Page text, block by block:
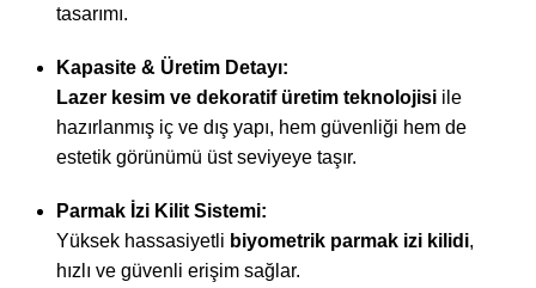
tasarımı.
Kapasite & Üretim Detayı:
Lazer kesim ve dekoratif üretim teknolojisi ile
hazırlanmış iç ve dış yapı, hem güvenliği hem de
estetik görünümü üst seviyeye taşır.
Parmak İzi Kilit Sistemi:
Yüksek hassasiyetli biyometrik parmak izi kilidi,
hızlı ve güvenli erişim sağlar.